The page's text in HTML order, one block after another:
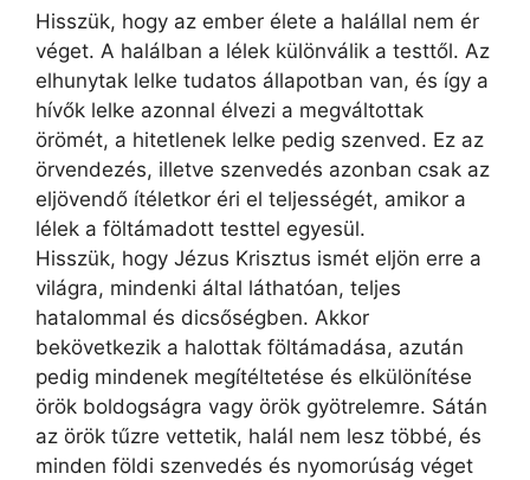
Hisszük, hogy az ember élete a halállal nem ér
véget. A halálban a lélek különválik a testtől. Az
elhunytak lelke tudatos állapotban van, és így a
hívők lelke azonnal élvezi a megváltottak
örömét, a hitetlenek lelke pedig szenved. Ez az
örvendezés, illetve szenvedés azonban csak az
eljövendő ítéletkor éri el teljességét, amikor a
lélek a föltámadott testtel egyesül.
Hisszük, hogy Jézus Krisztus ismét eljön erre a
világra, mindenki által láthatóan, teljes
hatalommal és dicsőségben. Akkor
bekövetkezik a halottak föltámadása, azután
pedig mindenek megítéltetése és elkülönítése
örök boldogságra vagy örök gyötrelemre. Sátán
az örök tűzre vettetik, halál nem lesz többé, és
minden földi szenvedés és nyomorúság véget